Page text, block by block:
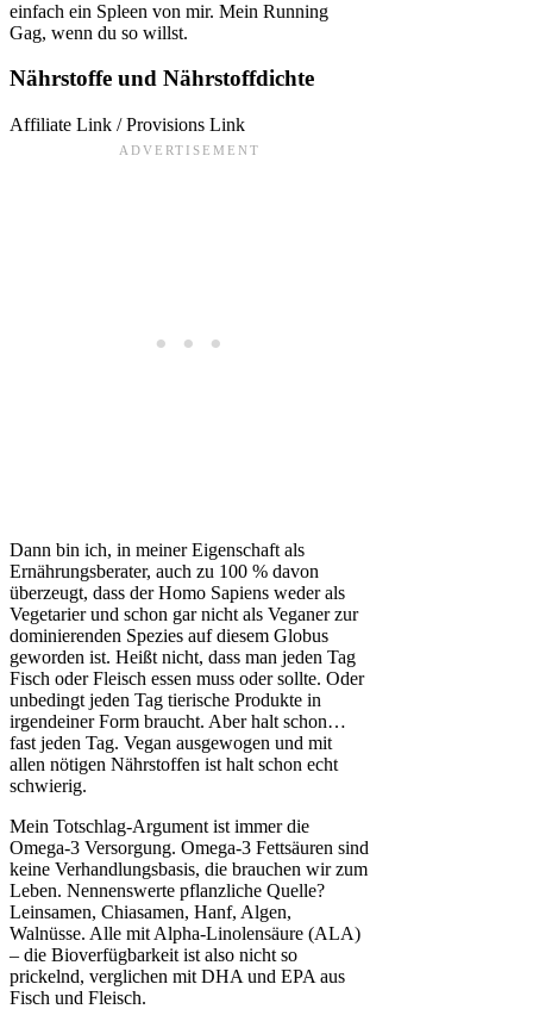
einfach ein Spleen von mir. Mein Running
Gag, wenn du so willst.
Nährstoffe und Nährstoffdichte
Affiliate Link / Provisions Link
Dann bin ich, in meiner Eigenschaft als
Ernährungsberater, auch zu 100 % davon
überzeugt, dass der Homo Sapiens weder als
Vegetarier und schon gar nicht als Veganer zur
dominierenden Spezies auf diesem Globus
geworden ist. Heißt nicht, dass man jeden Tag
Fisch oder Fleisch essen muss oder sollte. Oder
unbedingt jeden Tag tierische Produkte in
irgendeiner Form braucht. Aber halt schon…
fast jeden Tag. Vegan ausgewogen und mit
allen nötigen Nährstoffen ist halt schon echt
schwierig.
Mein Totschlag-Argument ist immer die
Omega-3 Versorgung. Omega-3 Fettsäuren sind
keine Verhandlungsbasis, die brauchen wir zum
Leben. Nennenswerte pflanzliche Quelle?
Leinsamen, Chiasamen, Hanf, Algen,
Walnüsse. Alle mit Alpha-Linolensäure (ALA)
– die Bioverfügbarkeit ist also nicht so
prickelnd, verglichen mit DHA und EPA aus
Fisch und Fleisch.